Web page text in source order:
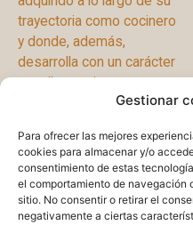
Gestionar
Para ofrecer las mejores
cookies para almacenar y/o
consentimiento de estas
el comportamiento de navegación
sitio. No consentir o retirar el
negativamente a ciertas
trayectoria como cocinero
y donde, además,
desarrolla con un carácter
y estilo propios, nuevas
ideas y ocurrencias.
DAVID PRENSA